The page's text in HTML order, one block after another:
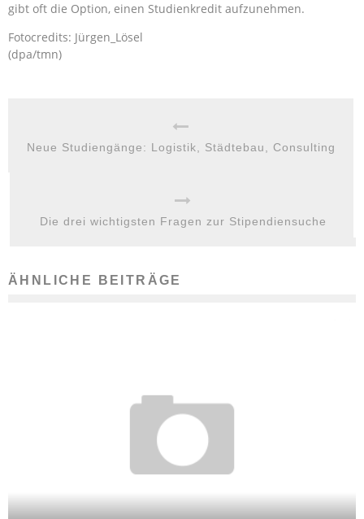
gibt oft die Option, einen Studienkredit aufzunehmen.
Fotocredits: Jürgen_Lösel
(dpa/tmn)
Neue Studiengänge: Logistik, Städtebau, Consulting
Die drei wichtigsten Fragen zur Stipendiensuche
ÄHNLICHE BEITRÄGE